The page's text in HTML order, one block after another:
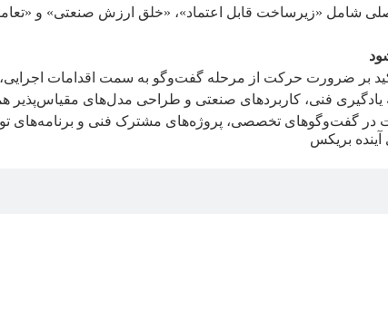
شامل «زیرساخت قابل اعتماد»، «خلق ارزش صنعتی» و
بر ضرورت حرکت از مرحله گفت‌وگو به سمت اقدامات اجرایی،
یادگیری فنی، کاربردهای صنعتی و طراحی مدل‌های مقیاس‌پذیر
در گفت‌وگوهای تخصصی، پروژه‌های مشترک فنی و برنامه‌های
بریکس